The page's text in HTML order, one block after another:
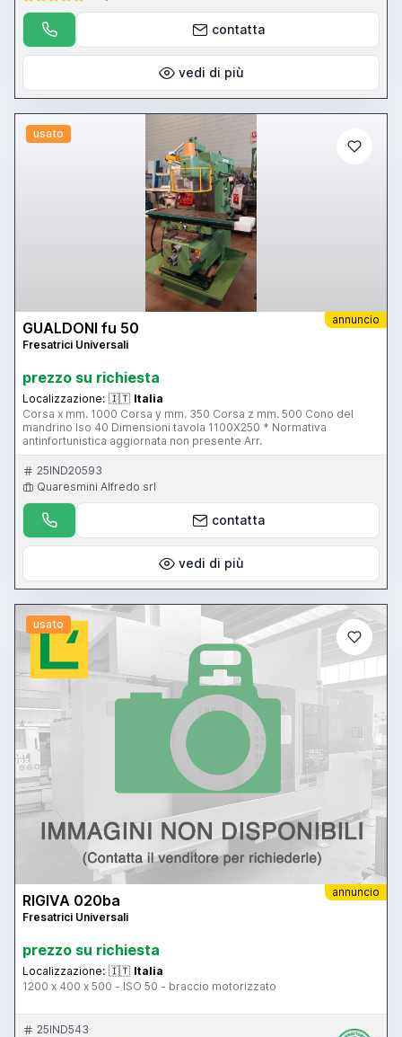
contatta
vedi di più
usato
annuncio
GUALDONI fu 50
Fresatrici Universali
prezzo su richiesta
Localizzazione: 🇮🇹 Italia
Corsa x mm. 1000 Corsa y mm. 350 Corsa z mm. 500 Cono del
mandrino Iso 40 Dimensioni tavola 1100X250 * Normativa
antinfortunistica aggiornata non presente Arr.
25IND20593
Quaresmini Alfredo srl
contatta
vedi di più
usato
annuncio
RIGIVA 020ba
Fresatrici Universali
prezzo su richiesta
Localizzazione: 🇮🇹 Italia
1200 x 400 x 500 - ISO 50 - braccio motorizzato
25IND543